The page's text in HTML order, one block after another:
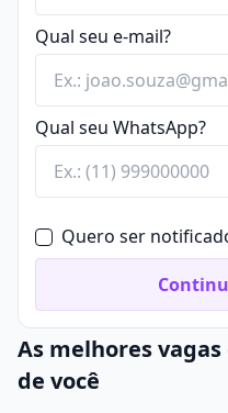
Qual seu e-mail?
Qual seu WhatsApp?
Quero ser
As melhores
de você